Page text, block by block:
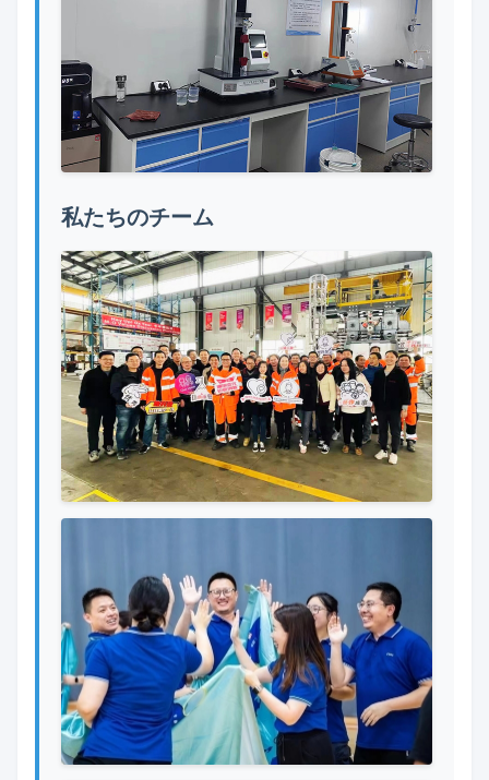
私たちのチーム